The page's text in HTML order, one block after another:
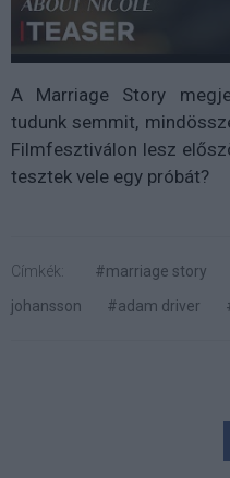
A Marriage Story
tudunk semmit,
Filmfesztiválon lesz
tesztek vele egy próbát?
Címkék: #marriage story
johansson
#adam driver